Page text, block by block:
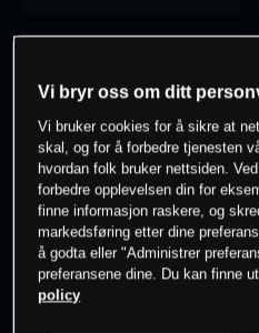
-
0% av kunder erpå
Søk om
Vi bryr oss om ditt
Vi bruker cookies for å sikre at
skal, og for å forbedre tjenesten
hvordan folk bruker nettsiden.
forbedre opplevelsen din for
finne informasjon raskere, og
markedsføring etter dine
å godta eller "Administrer
preferansene dine. Du kan finne
policy